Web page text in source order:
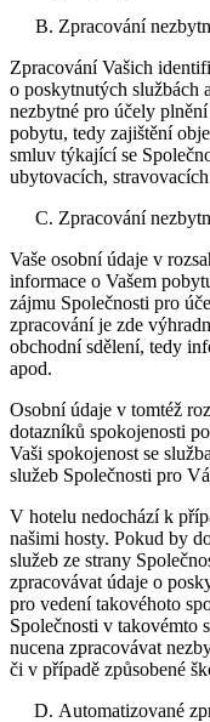
Zpracování
Zpracování Vašich
o poskytnutých službách
nezbytné pro účely
pobytu, tedy zajištění
smluv týkající se
ubytovacích,
Zpracování
Vaše osobní údaje v
informace o Vašem
zájmu Společnosti pro
zpracování je zde
obchodní sdělení, tedy
apod.
Osobní údaje v tomtéž
dotazníků spokojenosti
Vaši spokojenost se
služeb Společnosti pro
V hotelu nedochází k
našimi hosty. Pokud by
služeb ze strany
zpracovávat údaje o
pro vedení takovéhoto
Společnosti v takovémto
nucena zpracovávat
či v případě způsobené
Automatizované